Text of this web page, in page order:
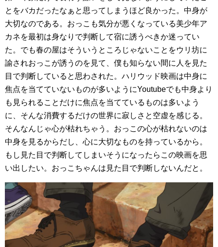
とをバカだったなぁと思ってしまうほど良かった。中身が
大切なのである。おっこも気分が悪くなっている美少年ア
カネを最初は身なりで判断して宿に誘うべきか迷ってい
た。でも春の屋はそういうところじゃないことをウリ坊に
諭されおっこが誘うのを見て、僕も知らない間に人を見た
目で判断していると思わされた。ハリウッド映画は中身に
焦点を当てていないものが多いようにYoutubeでも中身より
も見られることだけに焦点を当てているものは多いよう
に、そんな消費するだけの世界に寂しさと空虚を感じる。
そんなんじゃ心が枯れちゃう。おっこの心が枯れないのは
中身を見るからだし、心に大切なものを持っているから。
もし見た目で判断してしまいそうになったらこの映画を思
い出したい。おっこちゃんは見た目で判断しないんだと。